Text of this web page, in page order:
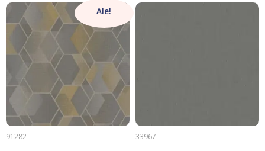
Ale!
91282 33967